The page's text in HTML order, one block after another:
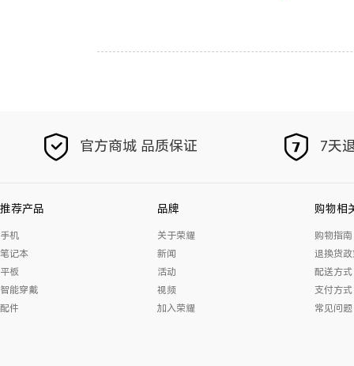
官方商城 品质保证 7天
推荐产品
手机
笔记本
平板
智能穿戴
配件
品牌
关于荣耀
新闻
活动
视频
加入荣耀
购物相
购物指南
退换货
配送方式
支付方式
常见问题